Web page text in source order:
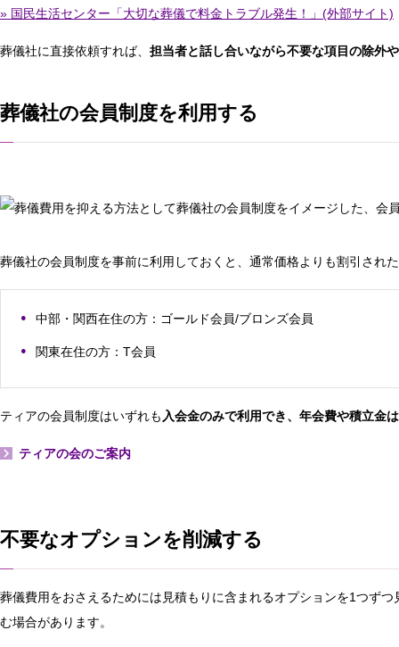
» 国民生活センター「大切な葬儀で料金トラブル発生！」(外部サイト)
葬儀社に直接依頼すれば、 担当者と話し合いながら不要な項目の除外
葬儀社の会員制度を利用する
葬儀社の会員制度を事前に利用しておくと、通常価格よりも割引され
中部・関西在住の方：ゴールド会員/ブロンズ会員
関東在住の方：T会員
ティアの会員制度はいずれも入会金のみで利用でき、年会費や積立金
ティアの会のご案内
不要なオプションを削減する
葬儀費用をおさえるためには見積もりに含まれるオプションを1つずつ
む場合があります。